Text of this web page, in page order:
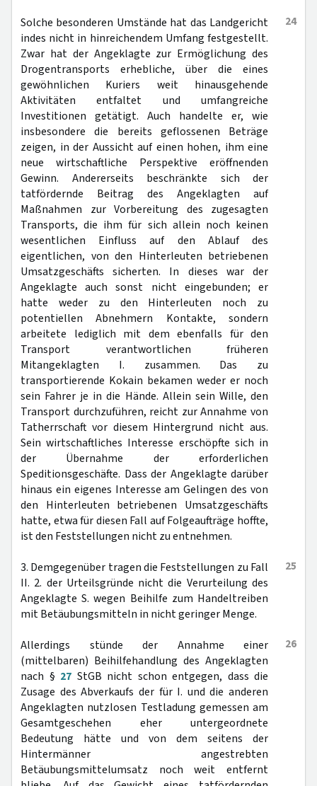
24
Solche besonderen Umstände hat das Landgericht
indes nicht in hinreichendem Umfang festgestellt.
Zwar hat der Angeklagte zur Ermöglichung des
Drogentransports erhebliche, über die eines
gewöhnlichen Kuriers weit hinausgehende
Aktivitäten entfaltet und umfangreiche
Investitionen getätigt. Auch handelte er, wie
insbesondere die bereits geflossenen Beträge
zeigen, in der Aussicht auf einen hohen, ihm eine
neue wirtschaftliche Perspektive eröffnenden
Gewinn. Andererseits beschränkte sich der
tatfördernde Beitrag des Angeklagten auf
Maßnahmen zur Vorbereitung des zugesagten
Transports, die ihm für sich allein noch keinen
wesentlichen Einfluss auf den Ablauf des
eigentlichen, von den Hinterleuten betriebenen
Umsatzgeschäfts sicherten. In dieses war der
Angeklagte auch sonst nicht eingebunden; er
hatte weder zu den Hinterleuten noch zu
potentiellen Abnehmern Kontakte, sondern
arbeitete lediglich mit dem ebenfalls für den
Transport verantwortlichen früheren
Mitangeklagten I. zusammen. Das zu
transportierende Kokain bekamen weder er noch
sein Fahrer je in die Hände. Allein sein Wille, den
Transport durchzuführen, reicht zur Annahme von
Tatherrschaft vor diesem Hintergrund nicht aus.
Sein wirtschaftliches Interesse erschöpfte sich in
der Übernahme der erforderlichen
Speditionsgeschäfte. Dass der Angeklagte darüber
hinaus ein eigenes Interesse am Gelingen des von
den Hinterleuten betriebenen Umsatzgeschäfts
hatte, etwa für diesen Fall auf Folgeaufträge hoffte,
ist den Feststellungen nicht zu entnehmen.
25
3. Demgegenüber tragen die Feststellungen zu Fall
II. 2. der Urteilsgründe nicht die Verurteilung des
Angeklagte S. wegen Beihilfe zum Handeltreiben
mit Betäubungsmitteln in nicht geringer Menge.
26
Allerdings stünde der Annahme einer
(mittelbaren) Beihilfehandlung des Angeklagten
nach § 27 StGB nicht schon entgegen, dass die
Zusage des Abverkaufs der für I. und die anderen
Angeklagten nutzlosen Testladung gemessen am
Gesamtgeschehen eher untergeordnete
Bedeutung hätte und von dem seitens der
Hintermänner angestrebten
Betäubungsmittelumsatz noch weit entfernt